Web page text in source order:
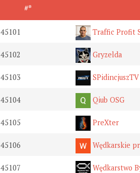
#*
45101 Traffic Profit
45102 Gryzelda
45103
45104 Qiub OSG
45105 PreXter
45106 Wędkarskie
45107 Wędkarstwo